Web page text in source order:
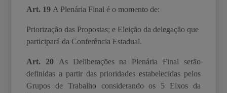
Art. 19 A Plenária Final é o momento de:
Priorização das Propostas; e Eleição da delegação que
participará da Conferência Estadual.
Art. 20 As Deliberações na Plenária Final serão
definidas a partir das prioridades estabelecidas pelos
Grupos de Trabalho considerando os 5 Eixos da